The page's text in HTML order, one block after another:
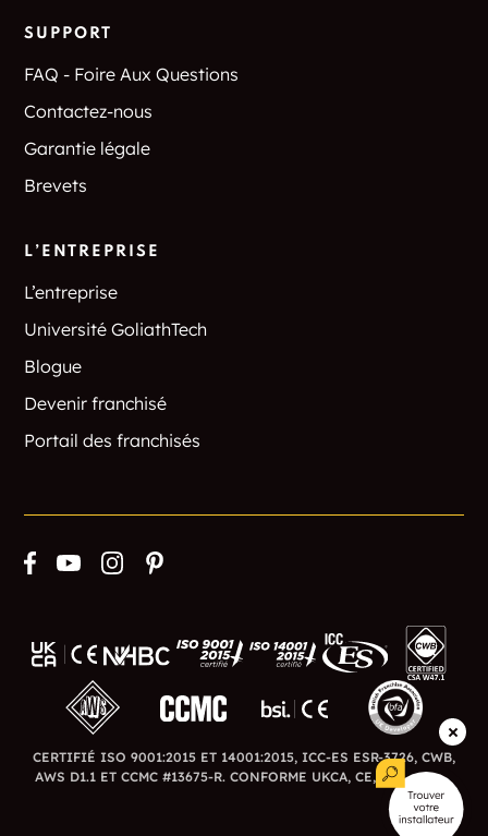
SUPPORT
FAQ - Foire Aux Questions
Contactez-nous
Garantie légale
Brevets
L’ENTREPRISE
L’entreprise
Université GoliathTech
Blogue
Devenir franchisé
Portail des franchisés
CERTIFIÉ ISO 9001:2015 ET 14001:2015, ICC-ES ESR-3726, CWB,
AWS D1.1 ET CCMC #13675-R. CONFORME UKCA, CE, BSI ET BFA